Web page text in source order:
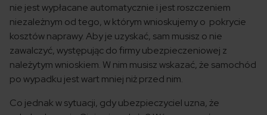
nie jest wypłacane automatycznie i jest roszczeniem
niezależnym od tego, w którym wnioskujemy o pokrycie
kosztów naprawy. Aby je uzyskać, sam musisz o nie
zawalczyć, występując do firmy ubezpieczeniowej z
należytym wnioskiem. W nim musisz wskazać, że samochód
po wypadku jest wart mniej niż przed nim.
Co jednak w sytuacji, gdy ubezpieczyciel uzna, że